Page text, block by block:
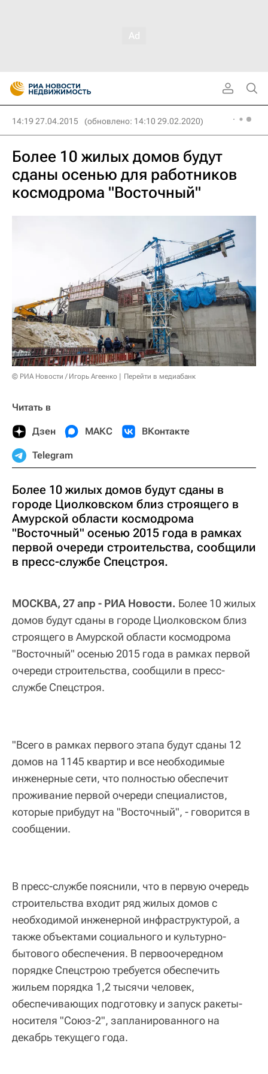
14:19 27.04.2015 (обновлено: 14:10 29.02.2020)
Более 10 жилых домов будут
сданы осенью для работников
космодрома "Восточный"
© РИА Новости / Игорь Агеенко Перейти в медиабанк
Читать в
Дзен МАКС ВКонтакте
Telegram
Более 10 жилых домов будут сданы в
городе Циолковском близ строящего в
Амурской области космодрома
"Восточный" осенью 2015 года в рамках
первой очереди строительства, сообщили
в пресс-службе Спецстроя.
МОСКВА, 27 апр - РИА Новости. Более 10 жилых
домов будут сданы в городе Циолковском близ
строящего в Амурской области космодрома
"Восточный" осенью 2015 года в рамках первой
очереди строительства, сообщили в пресс-
службе Спецстроя.
"Всего в рамках первого этапа будут сданы 12
домов на 1145 квартир и все необходимые
инженерные сети, что полностью обеспечит
проживание первой очереди специалистов,
которые прибудут на "Восточный", - говорится в
сообщении.
В пресс-службе пояснили, что в первую очередь
строительства входит ряд жилых домов с
необходимой инженерной инфраструктурой, а
также объектами социального и культурно-
бытового обеспечения. В первоочередном
порядке Спецстрою требуется обеспечить
жильем порядка 1,2 тысячи человек,
обеспечивающих подготовку и запуск ракеты-
носителя "Союз-2", запланированного на
декабрь текущего года.